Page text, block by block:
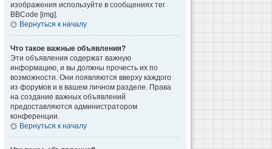
изображения используйте в сообщениях тег
BBCode [img].
Вернуться к началу
Что такое важные объявления?
Эти объявления содержат важную
информацию, и вы должны прочесть их по
возможности. Они появляются вверху каждого
из форумов и в вашем личном разделе. Права
на создание важных объявлений
предоставляются администратором
конференции.
Вернуться к началу